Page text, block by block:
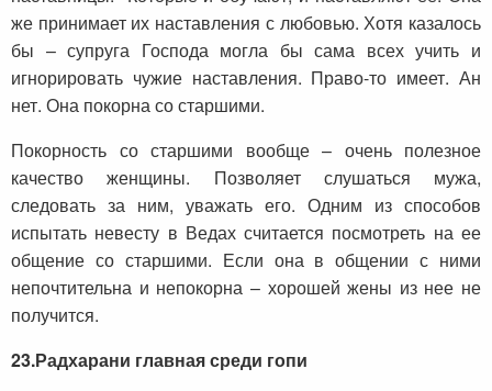
же принимает их наставления с любовью. Хотя казалось
бы – супруга Господа могла бы сама всех учить и
игнорировать чужие наставления. Право-то имеет. Ан
нет. Она покорна со старшими.
Покорность со старшими вообще – очень полезное
качество женщины. Позволяет слушаться мужа,
следовать за ним, уважать его. Одним из способов
испытать невесту в Ведах считается посмотреть на ее
общение со старшими. Если она в общении с ними
непочтительна и непокорна – хорошей жены из нее не
получится.
23.Радхарани главная среди гопи